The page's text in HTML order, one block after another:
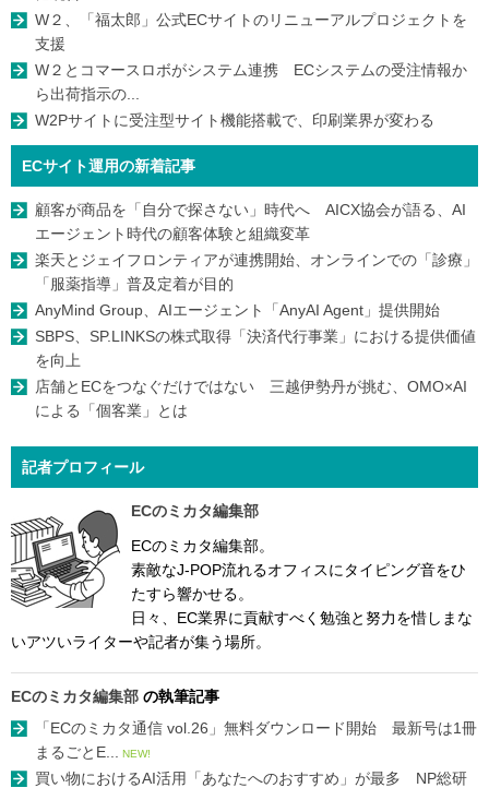
W２、「福太郎」公式ECサイトのリニューアルプロジェクトを
支援
W２とコマースロボがシステム連携 ECシステムの受注情報か
ら出荷指示の...
W2Pサイトに受注型サイト機能搭載で、印刷業界が変わる
ECサイト運用の新着記事
顧客が商品を「自分で探さない」時代へ AICX協会が語る、AI
エージェント時代の顧客体験と組織変革
楽天とジェイフロンティアが連携開始、オンラインでの「診療」
「服薬指導」普及定着が目的
AnyMind Group、AIエージェント「AnyAI Agent」提供開始
SBPS、SP.LINKSの株式取得「決済代行事業」における提供価値
を向上
店舗とECをつなぐだけではない 三越伊勢丹が挑む、OMO×AI
による「個客業」とは
記者プロフィール
ECのミカタ編集部
ECのミカタ編集部。
素敵なJ-POP流れるオフィスにタイピング音をひ
たすら響かせる。
日々、EC業界に貢献すべく勉強と努力を惜しまな
いアツいライターや記者が集う場所。
ECのミカタ編集部 の執筆記事
「ECのミカタ通信 vol.26」無料ダウンロード開始 最新号は1冊
まるごとE...
NEW!
買い物におけるAI活用「あなたへのおすすめ」が最多 NP総研